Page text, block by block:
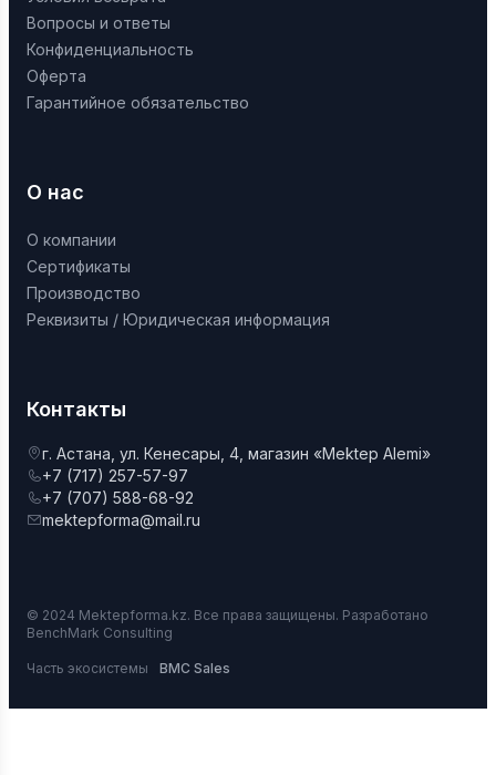
Вопросы и ответы
Конфиденциальность
Оферта
Гарантийное обязательство
О нас
О компании
Сертификаты
Производство
Реквизиты / Юридическая информация
Контакты
г. Астана, ул. Кенесары, 4, магазин «Mektep Alemi»
+7 (717) 257-57-97
+7 (707) 588-68-92
mektepforma@mail.ru
© 2024 Mektepforma.kz. Все права защищены. Разработано
BenchMark Consulting
Часть экосистемы BMC Sales